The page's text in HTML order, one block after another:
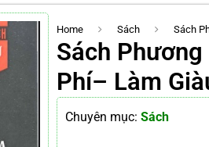
Home Sách Sách
Sách
Phí– Làm
Chuyên mục: Sách